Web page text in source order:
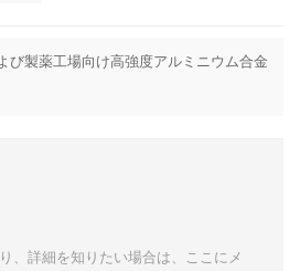
び製薬工場向け高強度アルミニウム合金
、詳細を知りたい場合は、ここにメ